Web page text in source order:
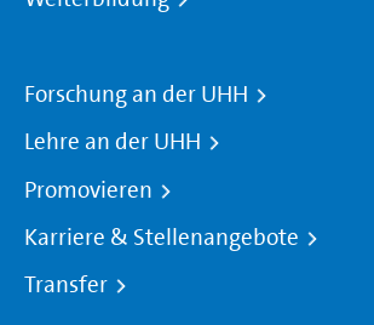
Forschung an der UHH
Lehre an der UHH
Promovieren
Karriere & Stellenangebote
Transfer